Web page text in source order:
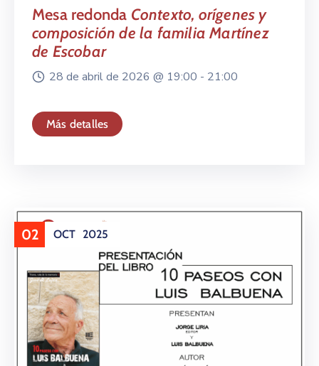
Mesa redonda Contexto, orígenes y
composición de la familia Martínez
de Escobar
28 de abril de 2026 @ 19:00 - 21:00
Más detalles
02 OCT 2025